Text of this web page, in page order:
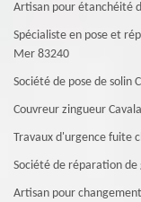
Artisan pour étanchéité
Spécialiste en pose et
Mer 83240
Société de pose de solin
Couvreur zingueur
Travaux d'urgence fuite
Société de réparation
Artisan pour